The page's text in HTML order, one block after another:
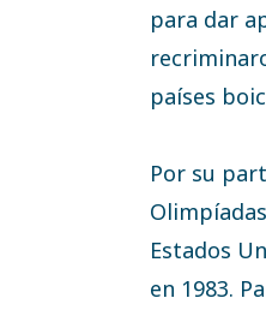
para dar
países
Por su
Estados
en 1983.